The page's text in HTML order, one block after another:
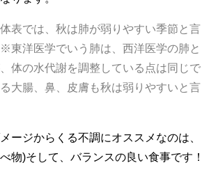
表では、秋は肺が弱りやすい季節と言
東洋医学でいう肺は、西洋医学の肺と
体の水代謝を調整している点は同じで
大腸、鼻、皮膚も秋は弱りやすいと言
ージからくる不調にオススメなのは、
物)そして、バランスの良い食事です！